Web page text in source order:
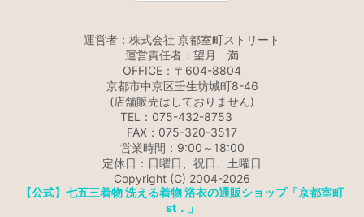
運営者：株式会社 京都室町ストリート
運営責任者：望月 満
OFFICE：〒604-8804
京都市中京区壬生坊城町8-46
(店舗販売はしておりません)
TEL：075-432-8753
FAX：075-320-3517
営業時間：9:00～18:00
定休日：日曜日、祝日、土曜日
Copyright (C) 2004-2026
【公式】七五三着物 洗える着物 浴衣の通販ショップ「京都室町
st．」